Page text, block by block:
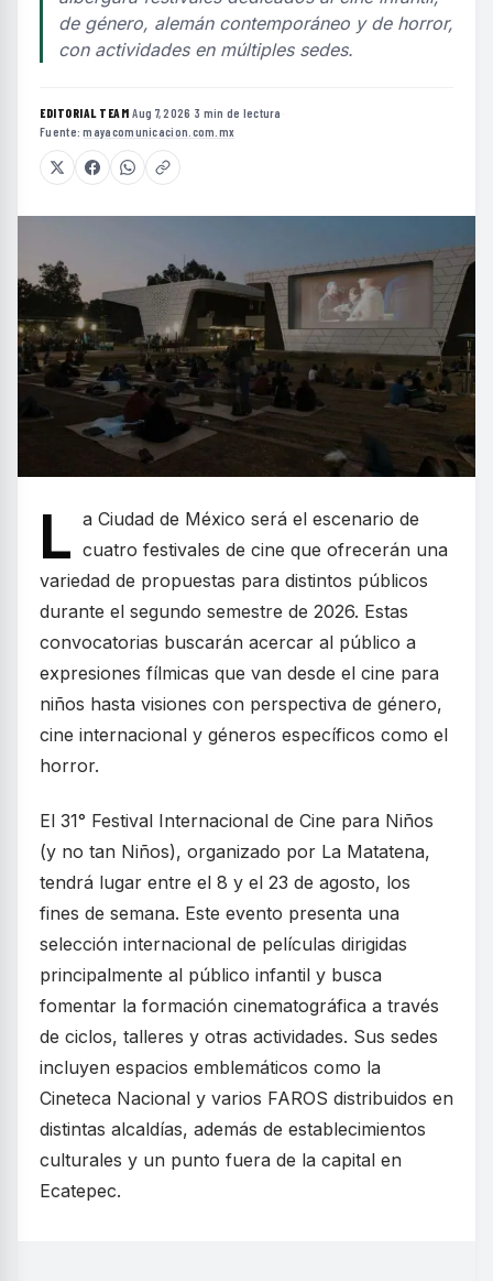
de género, alemán contemporáneo y de horror,
con actividades en múltiples sedes.
EDITORIAL TEAM·Aug 7, 2026 ·3 min de lectura ·
Fuente:mayacomunicacion.com.mx
L a Ciudad de México será el escenario de
cuatro festivales de cine que ofrecerán una
variedad de propuestas para distintos públicos
durante el segundo semestre de 2026. Estas
convocatorias buscarán acercar al público a
expresiones fílmicas que van desde el cine para
niños hasta visiones con perspectiva de género,
cine internacional y géneros específicos como el
horror.
El 31° Festival Internacional de Cine para Niños
(y no tan Niños), organizado por La Matatena,
tendrá lugar entre el 8 y el 23 de agosto, los
fines de semana. Este evento presenta una
selección internacional de películas dirigidas
principalmente al público infantil y busca
fomentar la formación cinematográfica a través
de ciclos, talleres y otras actividades. Sus sedes
incluyen espacios emblemáticos como la
Cineteca Nacional y varios FAROS distribuidos en
distintas alcaldías, además de establecimientos
culturales y un punto fuera de la capital en
Ecatepec.